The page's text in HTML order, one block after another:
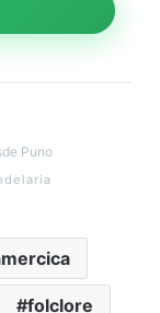
Puno
folclore